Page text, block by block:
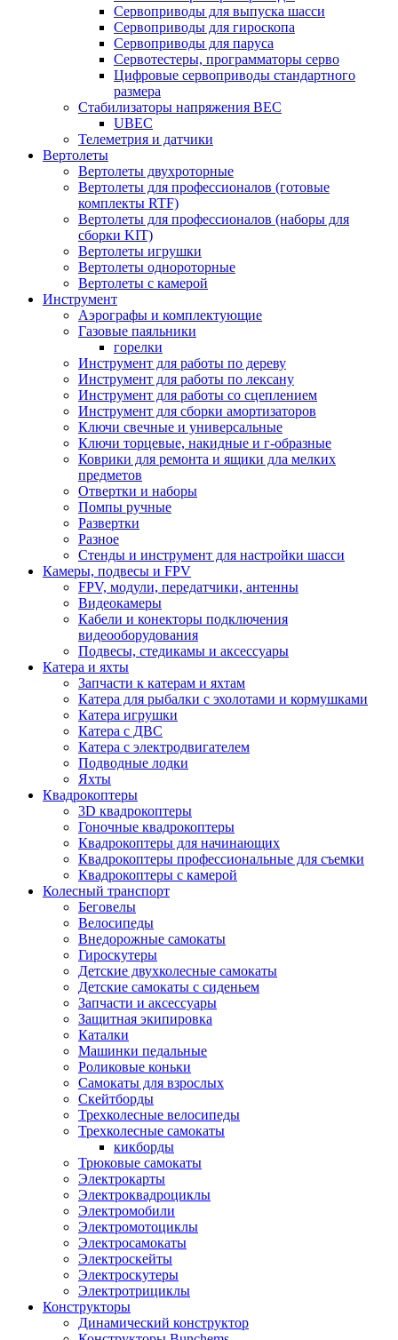
Сервоприводы для выпуска шасси
Сервоприводы для гироскопа
Сервоприводы для паруса
Сервотестеры, программаторы серво
Цифровые сервоприводы стандартного
размера
Стабилизаторы напряжения BEC
UBEC
Телеметрия и датчики
Вертолеты
Вертолеты двухроторные
Вертолеты для профессионалов (готовые
комплекты RTF)
Вертолеты для профессионалов (наборы для
сборки KIT)
Вертолеты игрушки
Вертолеты однороторные
Вертолеты с камерой
Инструмент
Аэрографы и комплектующие
Газовые паяльники
горелки
Инструмент для работы по дереву
Инструмент для работы по лексану
Инструмент для работы со сцеплением
Инструмент для сборки амортизаторов
Ключи свечные и универсальные
Ключи торцевые, накидные и г-образные
Коврики для ремонта и ящики дла мелких
предметов
Отвертки и наборы
Помпы ручные
Развертки
Разное
Стенды и инструмент для настройки шасси
Камеры, подвесы и FPV
FPV, модули, передатчики, антенны
Видеокамеры
Кабели и конекторы подключения
видеооборудования
Подвесы, стедикамы и аксессуары
Катера и яхты
Запчасти к катерам и яхтам
Катера для рыбалки с эхолотами и кормушками
Катера игрушки
Катера с ДВС
Катера с электродвигателем
Подводные лодки
Яхты
Квадрокоптеры
3D квадрокоптеры
Гоночные квадрокоптеры
Квадрокоптеры для начинающих
Квадрокоптеры профессиональные для съемки
Квадрокоптеры с камерой
Колесный транспорт
Беговелы
Велосипеды
Внедорожные самокаты
Гироскутеры
Детские двухколесные самокаты
Детские самокаты с сиденьем
Запчасти и аксессуары
Защитная экипировка
Каталки
Машинки педальные
Роликовые коньки
Самокаты для взрослых
Скейтборды
Трехколесные велосипеды
Трехколесные самокаты
кикборды
Трюковые самокаты
Электрокарты
Электроквадроциклы
Электромобили
Электромотоциклы
Электросамокаты
Электроскейты
Электроскутеры
Электротрициклы
Конструкторы
Динамический конструктор